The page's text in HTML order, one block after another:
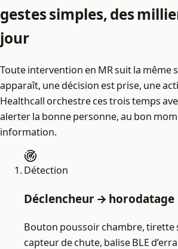
gestes simples, des
jour
Toute intervention en MR suit la même
apparaît, une décision est prise, une
Healthcall orchestre ces trois temps
alerter la bonne personne, au bon
information.
Détection
Déclencheur → horodatage
Bouton poussoir chambre, tirette
capteur de chute, balise BLE